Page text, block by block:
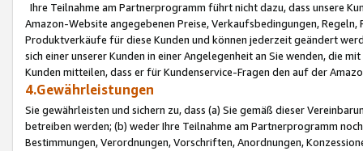
Ihre Teilnahme am Partnerprogramm führt nicht dazu, dass unsere
Amazon-Website angegebenen Preise, Verkaufsbedingungen,
Produktverkäufe für diese Kunden und können jederzeit geändert
sich einer unserer Kunden in einer Angelegenheit an Sie wenden, die
Kunden mitteilen, dass er für Kundenservice-Fragen den auf der
4.Gewährleistungen
Sie gewährleisten und sichern zu, dass (a) Sie gemäß dieser
betreiben werden; (b) weder Ihre Teilnahme am Partnerprogramm
Bestimmungen, Verordnungen, Vorschriften, Anordnungen,